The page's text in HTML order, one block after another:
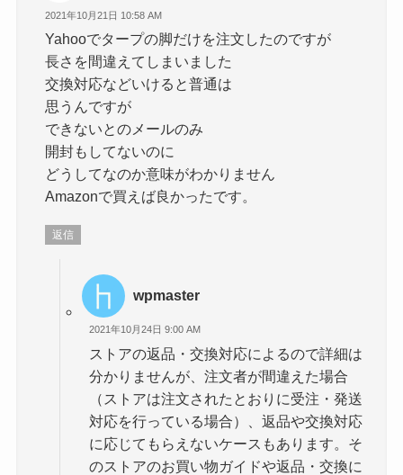
2021年10月21日 10:58 AM
Yahooでタープの脚だけを注文したのですが
長さを間違えてしまいました
交換対応などいけると普通は
思うんですが
できないとのメールのみ
開封もしてないのに
どうしてなのか意味がわかりません
Amazonで買えば良かったです。
返信
wpmaster
2021年10月24日 9:00 AM
ストアの返品・交換対応によるので詳細は
分かりませんが、注文者が間違えた場合
（ストアは注文されたとおりに受注・発送
対応を行っている場合）、返品や交換対応
に応じてもらえないケースもあります。そ
のストアのお買い物ガイドや返品・交換に